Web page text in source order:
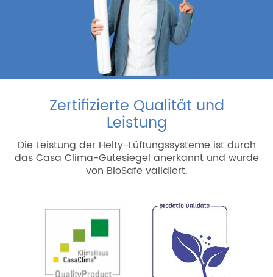
Zertifizierte Qualität und
Leistung
Die Leistung der Helty-Lüftungssysteme ist durch
das Casa Clima-Gütesiegel anerkannt und wurde
von BioSafe validiert.